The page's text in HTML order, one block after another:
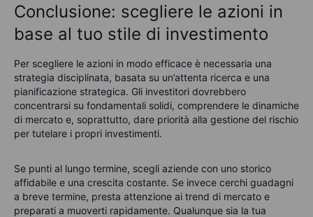
Conclusione: scegliere le azioni in
base al tuo stile di investimento
Per scegliere le azioni in modo efficace è necessaria una
strategia disciplinata, basata su un’attenta ricerca e una
pianificazione strategica. Gli investitori dovrebbero
concentrarsi su fondamentali solidi, comprendere le dinamiche
di mercato e, soprattutto, dare priorità alla gestione del rischio
per tutelare i propri investimenti.
Se punti al lungo termine, scegli aziende con uno storico
affidabile e una crescita costante. Se invece cerchi guadagni
a breve termine, presta attenzione ai trend di mercato e
preparati a muoverti rapidamente. Qualunque sia la tua